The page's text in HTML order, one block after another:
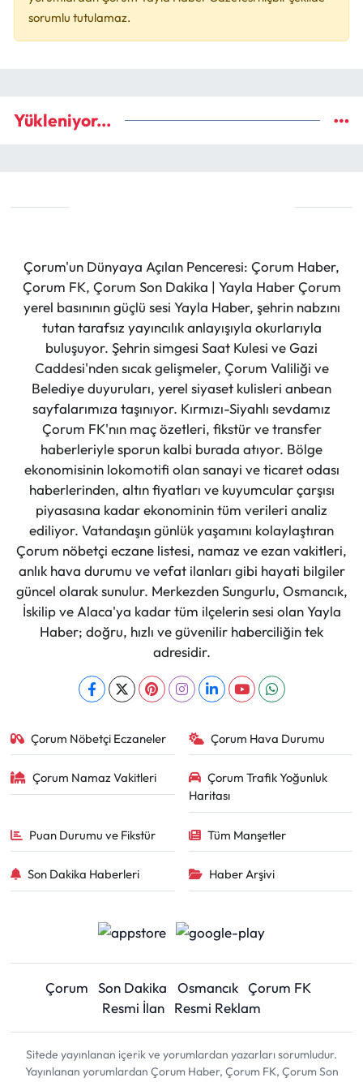
sorumlu tutulamaz.
Yükleniyor...
Çorum'un Dünyaya Açılan Penceresi: Çorum Haber,
Çorum FK, Çorum Son Dakika | Yayla Haber Çorum
yerel basınının güçlü sesi Yayla Haber, şehrin nabzını
tutan tarafsız yayıncılık anlayışıyla okurlarıyla
buluşuyor. Şehrin simgesi Saat Kulesi ve Gazi
Caddesi'nden sıcak gelişmeler, Çorum Valiliği ve
Belediye duyuruları, yerel siyaset kulisleri anbean
sayfalarımıza taşınıyor. Kırmızı-Siyahlı sevdamız
Çorum FK'nın maç özetleri, fikstür ve transfer
haberleriyle sporun kalbi burada atıyor. Bölge
ekonomisinin lokomotifi olan sanayi ve ticaret odası
haberlerinden, altın fiyatları ve kuyumcular çarşısı
piyasasına kadar ekonominin tüm verileri analiz
ediliyor. Vatandaşın günlük yaşamını kolaylaştıran
Çorum nöbetçi eczane listesi, namaz ve ezan vakitleri,
anlık hava durumu ve vefat ilanları gibi hayati bilgiler
güncel olarak sunulur. Merkezden Sungurlu, Osmancık,
İskilip ve Alaca'ya kadar tüm ilçelerin sesi olan Yayla
Haber; doğru, hızlı ve güvenilir haberciliğin tek
adresidir.
Çorum Nöbetçi Eczaneler Çorum Hava Durumu
Çorum Namaz Vakitleri
Çorum Trafik Yoğunluk
Haritası
Puan Durumu ve Fikstür Tüm Manşetler
Son Dakika Haberleri Haber Arşivi
Çorum Son Dakika Osmancık Çorum FK
Resmi İlan
Resmi Reklam
Sitede yayınlanan içerik ve yorumlardan yazarları sorumludur.
Yayınlanan yorumlardan Çorum Haber, Çorum FK, Çorum Son